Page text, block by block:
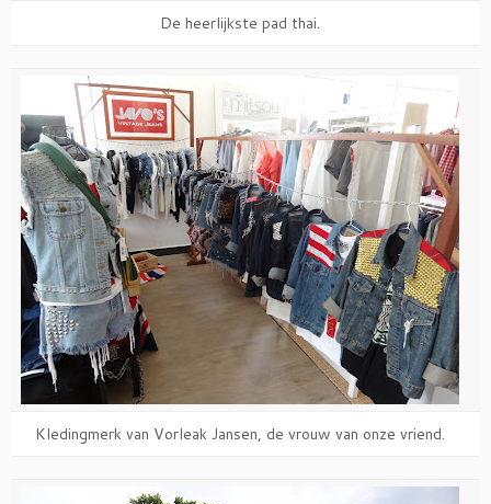
De heerlijkste pad thai.
Kledingmerk van Vorleak Jansen, de vrouw van onze vriend.